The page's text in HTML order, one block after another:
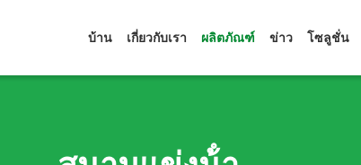
บ้าน เกี่ยวกับเรา ผลิตภัณฑ์ ข่าว โซลูชั่น